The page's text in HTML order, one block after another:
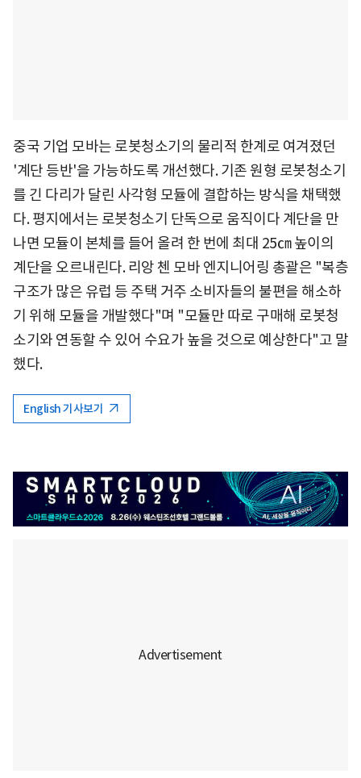
중국 기업 모바는 로봇청소기의 물리적 한계로 여겨졌던
'계단 등반'을 가능하도록 개선했다. 기존 원형 로봇청소기
를 긴 다리가 달린 사각형 모듈에 결합하는 방식을 채택했
다. 평지에서는 로봇청소기 단독으로 움직이다 계단을 만
나면 모듈이 본체를 들어 올려 한 번에 최대 25㎝ 높이의
계단을 오르내린다. 리앙 첸 모바 엔지니어링 총괄은 "복층
구조가 많은 유럽 등 주택 거주 소비자들의 불편을 해소하
기 위해 모듈을 개발했다"며 "모듈만 따로 구매해 로봇청
소기와 연동할 수 있어 수요가 높을 것으로 예상한다"고 말
했다.
English 기사보기